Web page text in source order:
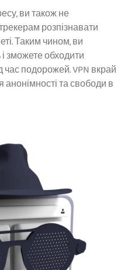
ви також не
розпізнавати
Таким чином, ви
зможете обходити
подорожей. VPN вкрай
та свободи в